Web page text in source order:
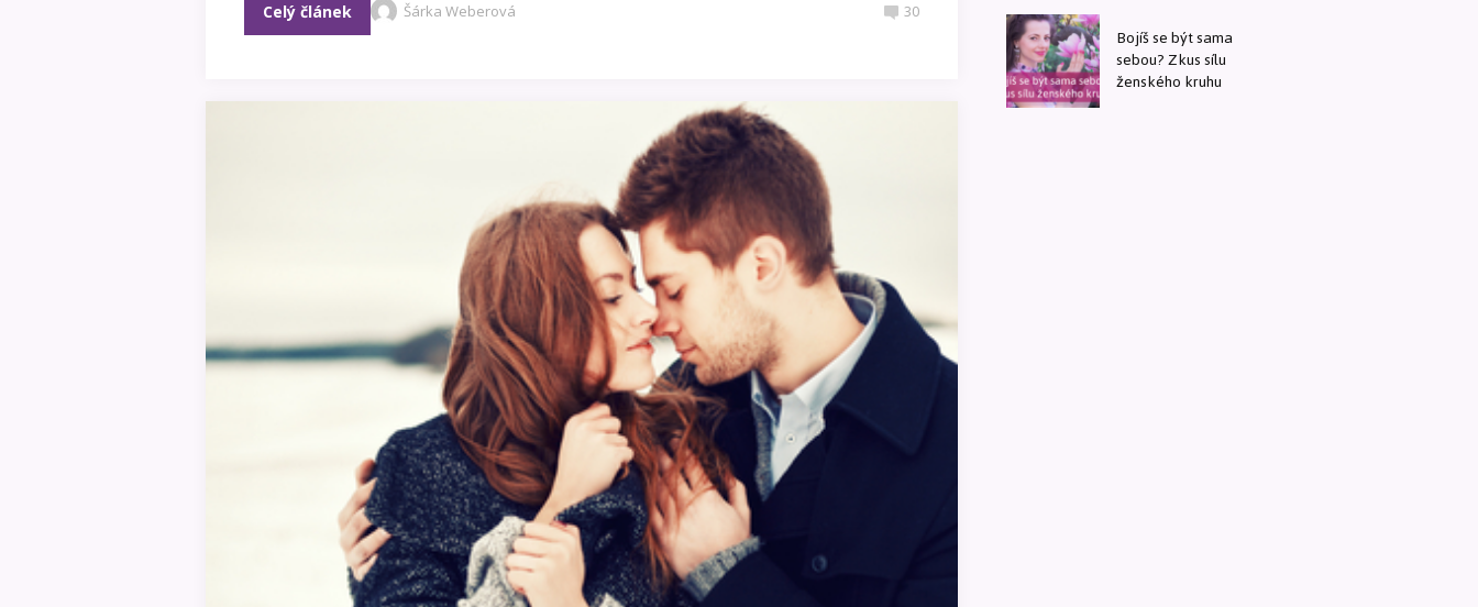
Celý článek Šárka Weberová 30
Bojíš se být sama
sebou? Zkus sílu
ženského kruhu